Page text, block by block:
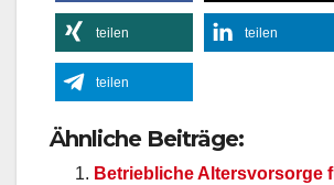
teilen teilen
teilen
Ähnliche Beiträge:
Betriebliche Altersvorsorge